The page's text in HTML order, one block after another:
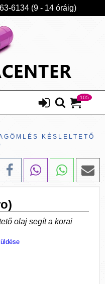
6134 (9 - 14 óráig)
105
KÉSLELTETŐ
olaj segít a korai